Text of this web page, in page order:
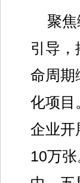
聚
引导
命周期
化项目
企业开
10万